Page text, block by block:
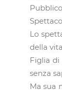
Lo
della
Figlia di
senza
Ma sua